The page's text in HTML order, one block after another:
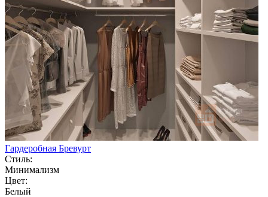
Гардеробная Бревурт
Стиль:
Минимализм
Цвет:
Белый